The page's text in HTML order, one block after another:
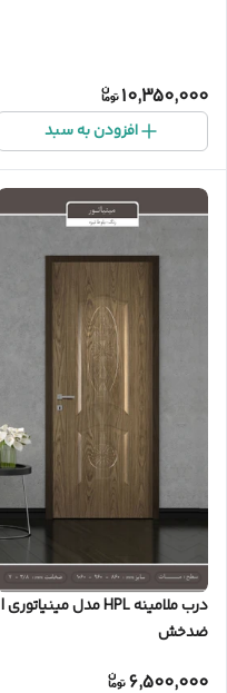
10,350,000
افزودن به سبد
درب ملامینه HPL مدل مینیاتوری |
ضدخش
6,500,000